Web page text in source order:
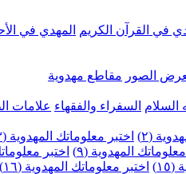
في القرآن الكريم المهدي في
الصور مقاطع مهدوية
السلام السفراء والفقهاء علامات
(٢) اختبر معلوماتك المهدوية (٣)
معلوماتك المهدوية (٩) اختبر
اختبر معلوماتك المهدوية (١٦)